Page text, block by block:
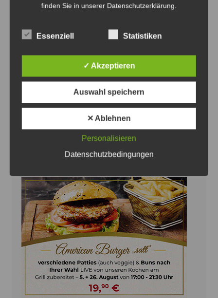
Eva Bender sichert den Frauenhäusern weitere
SPD-Kandidatin Bender sichert
Frauenhäusern und Beratungsstellen
Unterstützung zu
6. August 2026 0
finden Sie in unserer Datenschutzerklärung.
Essenziell Statistiken
✓ Akzeptieren
Auswahl speichern
✕ Ablehnen
Personalisieren
Datenschutzbedingungen